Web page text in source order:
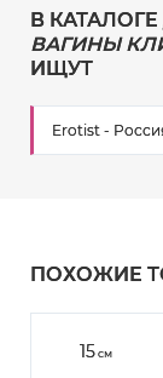
В КАТАЛОГЕ
ВАГИНЫ
ИЩУТ
Erotist -
ПОХОЖИЕ
15см